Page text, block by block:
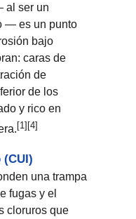
al ser un
— es un punto
bajo
caras de
de
de los
y rico en
[1][4]
una trampa
fugas y el
cloruros que